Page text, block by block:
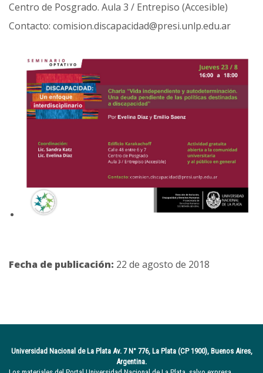
Centro de Posgrado. Aula 3 / Entrepiso (Accesible)
Contacto: comision.discapacidad@presi.unlp.edu.ar
Fecha de publicación: 22 de agosto de 2018
Universidad Nacional de La Plata Av. 7 N° 776, La Plata (CP 1900), Buenos Aires,
Argentina.